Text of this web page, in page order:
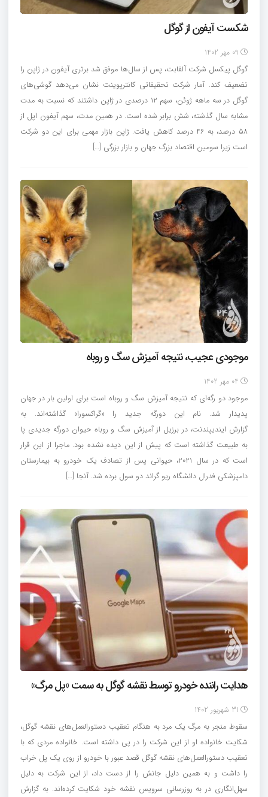
شکست آیفون از گوگل
09 مهر 1402
گوگل پیکسل شرکت آلفابت، پس از سال‌ها موفق شد برتری آیفون در ژاپن را
تضعیف کند. آمار شرکت تحقیقاتی کانترپوینت نشان می‌دهد گوشی‌های
گوگل در سه ماهه ژوئن، سهم ۱۲ درصدی در ژاپن داشتند که نسبت به مدت
مشابه سال گذشته، شش برابر شده است. در همین مدت، سهم آیفون اپل از
۵۸ درصد، به ۴۶ درصد کاهش یافت. ژاپن بازار مهمی برای این دو شرکت
است زیرا سومین اقتصاد بزرگ جهان و بازار بزرگی […]
موجودی عجیب، نتیجه آمیزش سگ و روباه
04 مهر 1402
موجود دو رگه‌ای که نتیجه آمیزش سگ و روباه است برای اولین بار در جهان
پدیدار شد. نام این دورگه جدید را «گراکسورا» گذاشته‌اند. به
گزارش ایندیپندنت، در برزیل از آمیزش سگ و روباه حیوان دورگه جدیدی پا
به طبیعت گذاشته است که پیش از این دیده نشده بود. ماجرا از این قرار
است که در سال ۲۰۲۱، حیوانی پس از تصادف یک خودرو به بیمارستان
دامپزشکی فدرال دانشگاه ریو گراند دو سول برده شد. آنجا […]
هدایت راننده خودرو توسط نقشه گوگل به سمت «پل مرگ»
31 شهریور 1402
سقوط منجر به مرگ یک مرد به هنگام تعقیب دستورالعمل‌های نقشه گوگل،
شکایت خانواده او از این شرکت را در پی داشته است. خانواده مردی که با
تعقیب دستورالعمل‌های نقشه گوگل قصد عبور با خودرو از روی یک پل خراب
را داشت و به همین دلیل جانش را از دست داد، از این شرکت به دلیل
سهل‌انگاری در به روزرسانی سرویس نقشه خود شکایت کرده‌اند. به گزارش